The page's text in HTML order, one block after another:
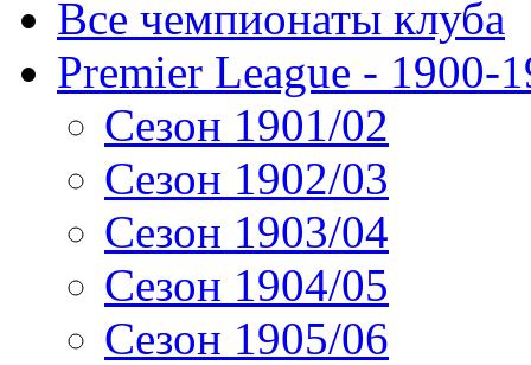
Все чемпионаты клуба
Premier League - 1900-
Сезон 1901/02
Сезон 1902/03
Сезон 1903/04
Сезон 1904/05
Сезон 1905/06